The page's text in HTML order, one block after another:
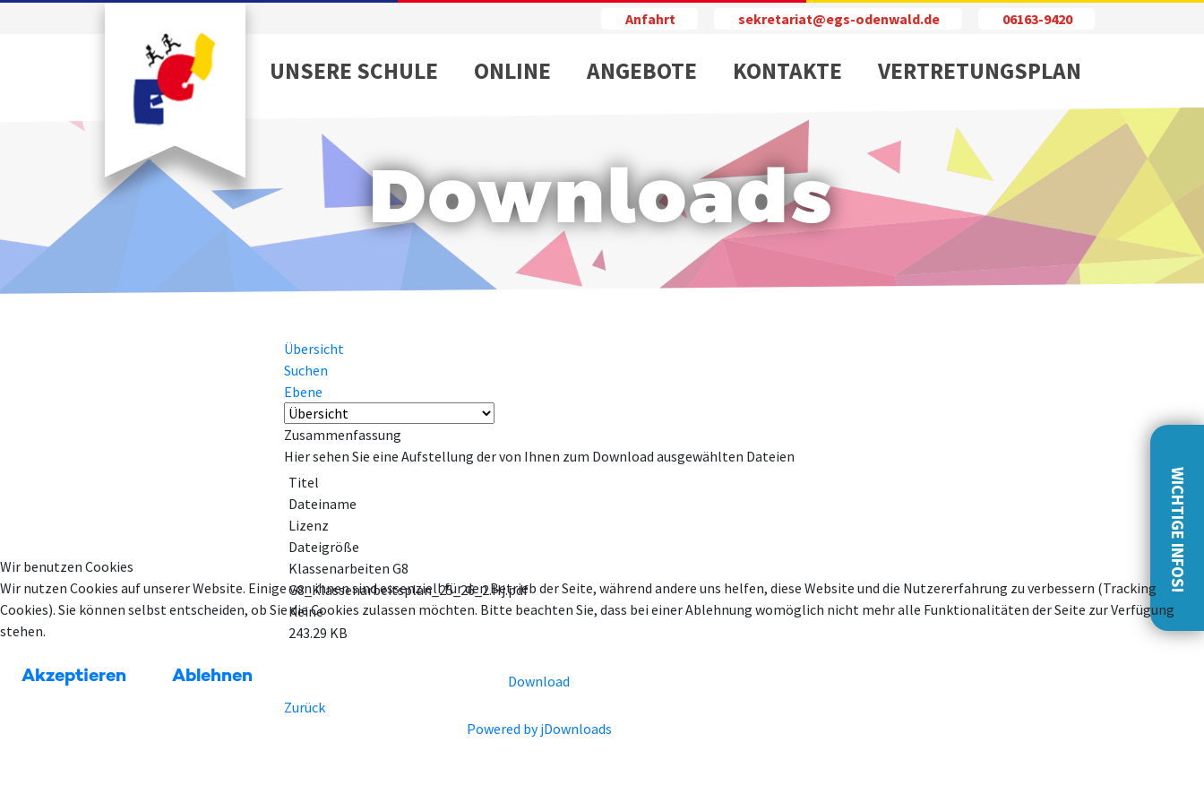
WICHTIGE INFOS!
Anfahrt sekretariat@egs-odenwald.de 06163-9420
UNSERE SCHULE ONLINE ANGEBOTE KONTAKTE VERTRETUNGSPLAN
Downloads
Übersicht
Suchen
Ebene
Zusammenfassung
Hier sehen Sie eine Aufstellung der von Ihnen zum Download ausgewählten Dateien
Titel
Dateiname
Lizenz
Dateigröße
Klassenarbeiten G8
G8_Klassenarbeitsplan_25_26_2.Hj.pdf
Keine
243.29 KB
Download
Zurück
Powered by jDownloads
Wir benutzen Cookies
Wir nutzen Cookies auf unserer Website. Einige von ihnen sind essenziell für den Betrieb der Seite, während andere uns helfen, diese Website und die Nutzererfahrung zu verbessern (Tracking
Cookies). Sie können selbst entscheiden, ob Sie die Cookies zulassen möchten. Bitte beachten Sie, dass bei einer Ablehnung womöglich nicht mehr alle Funktionalitäten der Seite zur Verfügung
stehen.
Akzeptieren Ablehnen